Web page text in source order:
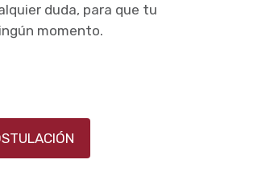
duda, para que tu
momento.